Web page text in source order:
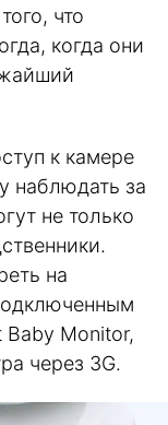
что
когда они
к камере
наблюдать за
не только
на
Baby Monitor,
через 3G.